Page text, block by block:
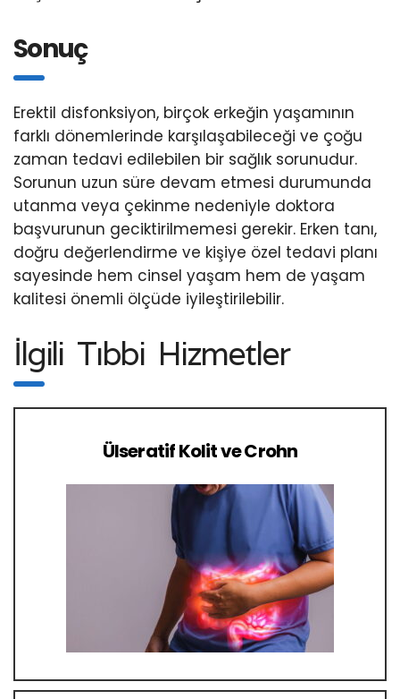
Sonuç
Erektil disfonksiyon, birçok erkeğin yaşamının
farklı dönemlerinde karşılaşabileceği ve çoğu
zaman tedavi edilebilen bir sağlık sorunudur.
Sorunun uzun süre devam etmesi durumunda
utanma veya çekinme nedeniyle doktora
başvurunun geciktirilmemesi gerekir. Erken tanı,
doğru değerlendirme ve kişiye özel tedavi planı
sayesinde hem cinsel yaşam hem de yaşam
kalitesi önemli ölçüde iyileştirilebilir.
İlgili Tıbbi Hizmetler
Ülseratif Kolit ve Crohn